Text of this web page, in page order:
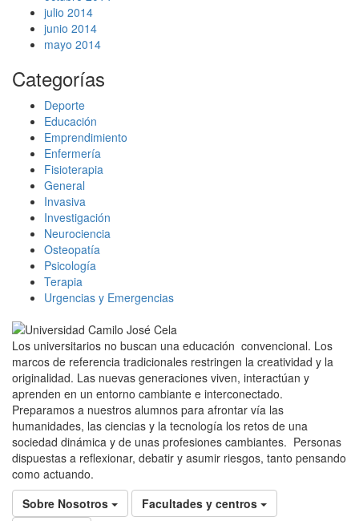
julio 2014
junio 2014
mayo 2014
Categorías
Deporte
Educación
Emprendimiento
Enfermería
Fisioterapia
General
Invasiva
Investigación
Neurociencia
Osteopatía
Psicología
Terapia
Urgencias y Emergencias
Los universitarios no buscan una educación convencional. Los
marcos de referencia tradicionales restringen la creatividad y la
originalidad. Las nuevas generaciones viven, interactúan y
aprenden en un entorno cambiante e interconectado.
Preparamos a nuestros alumnos para afrontar vía las
humanidades, las ciencias y la tecnología los retos de una
sociedad dinámica y de unas profesiones cambiantes. Personas
dispuestas a reflexionar, debatir y asumir riesgos, tanto pensando
como actuando.
Sobre Nosotros
Facultades y centros